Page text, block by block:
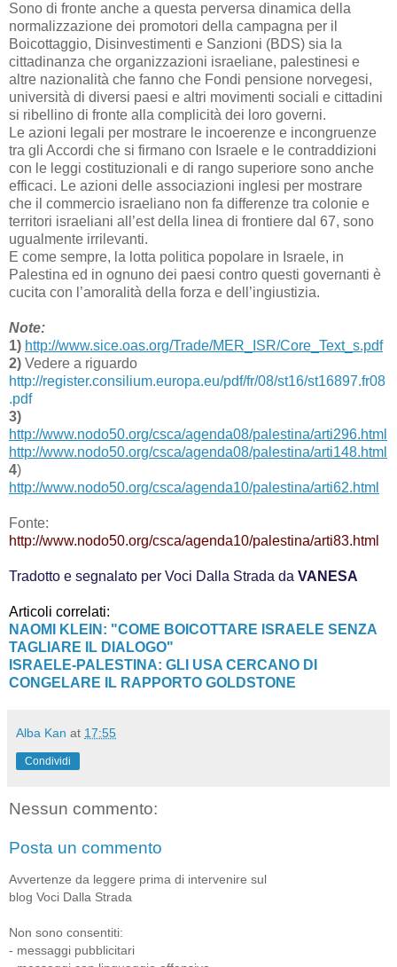
Sono di fronte anche a questa perversa dinamica della
normalizzazione dei promotori della campagna per il
Boicottaggio, Disinvestimenti e Sanzioni (BDS) sia la
cittadinanza che organizzazioni israeliane, palestinesi e
altre nazionalità che fanno che Fondi pensione norvegesi,
università di diversi paesi e altri movimenti sociali e cittadini
si ribellino di fronte alla complicità dei loro governi.
Le azioni legali per mostrare le incoerenze e incongruenze
tra gli Accordi che si firmano con Israele e le contraddizioni
con le leggi costituzionali e di rango superiore sono anche
efficaci. Le azioni delle associazioni inglesi per mostrare
che il commercio israeliano non fa differenze tra colonie e
territori israeliani all’est della linea di frontiere dal 67, sono
ugualmente irrilevanti.
E come sempre, la lotta politica popolare in Israele, in
Palestina ed in ognuno dei paesi contro questi governanti è
cucita con l’amoralità della forza e dell’ingiustizia.
Note:
1) http://www.sice.oas.org/Trade/MER_ISR/Core_Text_s.pdf
2) Vedere a riguardo
http://register.consilium.europa.eu/pdf/fr/08/st16/st16897.fr08
.pdf
3)
http://www.nodo50.org/csca/agenda08/palestina/arti296.html
http://www.nodo50.org/csca/agenda08/palestina/arti148.html
4)
http://www.nodo50.org/csca/agenda10/palestina/arti62.html
Fonte:
http://www.nodo50.org/csca/agenda10/palestina/arti83.html
Tradotto e segnalato per Voci Dalla Strada da VANESA
Articoli correlati:
NAOMI KLEIN: "COME BOICOTTARE ISRAELE SENZA
TAGLIARE IL DIALOGO"
ISRAELE-PALESTINA: GLI USA CERCANO DI
CONGELARE IL RAPPORTO GOLDSTONE
Alba Kan at 17:55
Condividi
Nessun commento:
Posta un commento
Avvertenze da leggere prima di intervenire sul
blog Voci Dalla Strada
Non sono consentiti:
- messaggi pubblicitari